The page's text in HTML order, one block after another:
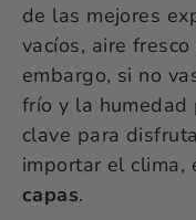
de las mejores
vacíos, aire
embargo, si no
frío y la humedad
clave para
importar el clima,
capas.